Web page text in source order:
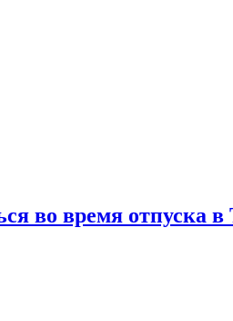
во время отпуска в